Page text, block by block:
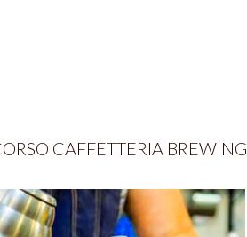
CAFFETTERIA BREWING